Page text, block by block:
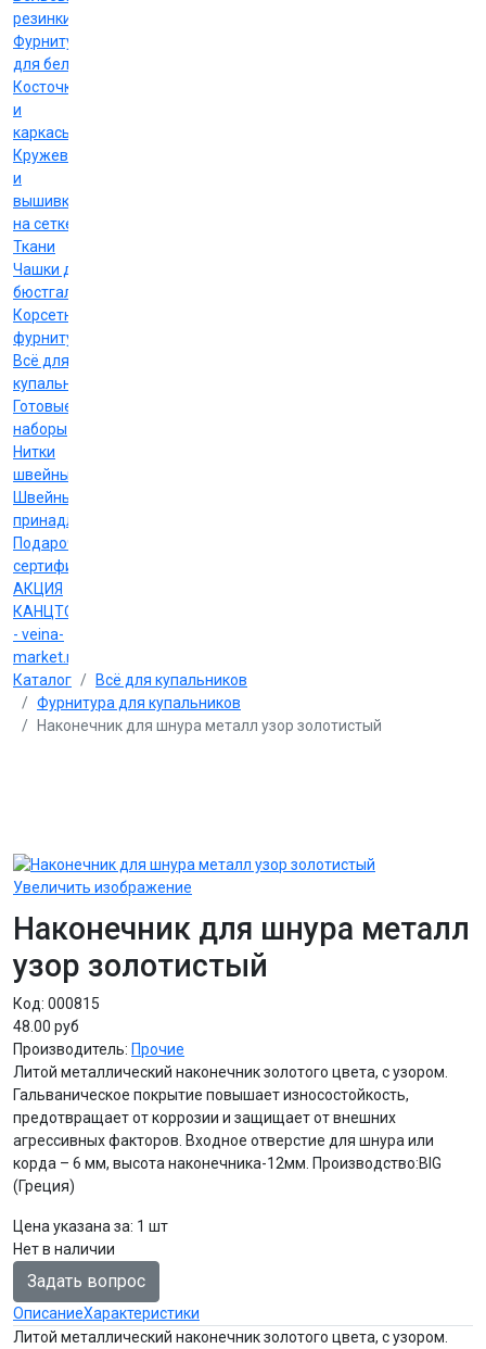
резинки
Фурнитура
для белья
Косточки
и
каркасы
Кружево
и
вышивка
на сетке
Ткани
Чашки для
бюстгальтеров
Корсетная
фурнитура
Всё для
купальников
Готовые
наборы
Нитки
швейные
Швейные
принадлежности
Подарочные
сертификаты
АКЦИЯ
КАНЦТОВАРЫ
- veina-
market.ru
Каталог
Всё для купальников
Фурнитура для купальников
Наконечник для шнура металл узор золотистый
Увеличить изображение
Наконечник для шнура металл
узор золотистый
Код: 000815
48.00 руб
Производитель: Прочие
Литой металлический наконечник золотого цвета, с узором.
Гальваническое покрытие повышает износостойкость,
предотвращает от коррозии и защищает от внешних
агрессивных факторов. Входное отверстие для шнура или
корда – 6 мм, высота наконечника-12мм. Производство:BIG
(Греция)
Цена указана за: 1 шт
Нет в наличии
Задать вопрос
ОписаниеХарактеристики
Литой металлический наконечник золотого цвета, с узором.